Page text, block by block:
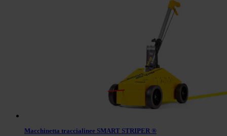
Macchinetta traccialinee SMART STRIPER ®